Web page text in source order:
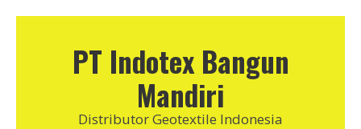
PT Indotex Bangun
Mandiri
Distributor Geotextile Indonesia